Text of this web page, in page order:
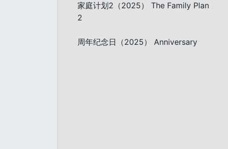
家庭计划2（2025） The Family Plan
2
周年纪念日（2025） Anniversary